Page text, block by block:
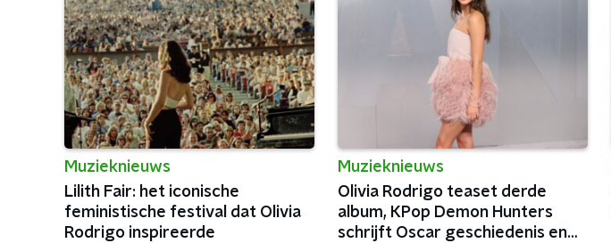
Muzieknieuws
Lilith Fair: het iconische
feministische festival dat Olivia
Rodrigo inspireerde
Muzieknieuws
Olivia Rodrigo teaset derde
album, KPop Demon Hunters
schrijft Oscar geschiedenis en